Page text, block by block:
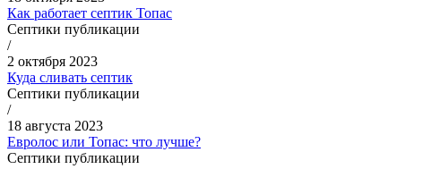
Как работает септик Топас
Септики публикации
/
2 октября 2023
Куда сливать септик
Септики публикации
/
18 августа 2023
Евролос или Топас: что лучше?
Септики публикации